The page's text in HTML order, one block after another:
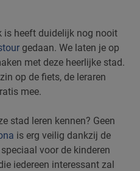
is heeft duidelijk nog nooit
gedaan. We laten je op
met deze heerlijke stad.
op de fiets, de leraren
mee.
stad leren kennen? Geen
is erg veilig dankzij de
voor de kinderen
iedereen interessant zal